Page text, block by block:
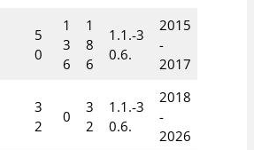
5
0
1
3
6
1
8
6
1.1.-3
0.6.
2015
-
2017
3
2
0
3
2
1.1.-3
0.6.
2018
-
2026